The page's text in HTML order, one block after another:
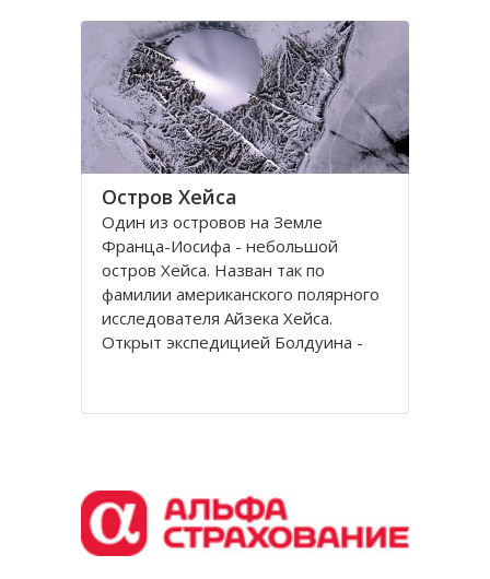
Вмещает 282
Остров Хейса
Один из островов на Земле
Франца-Иосифа - небольшой
остров Хейса. Назван так по
фамилии американского полярного
исследователя Айзека Хейса.
Открыт экспедицией Болдуина -
широты, в самых суровых условиях